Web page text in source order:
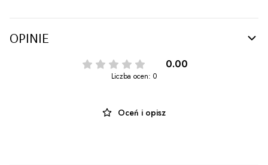
OPINIE
0.00
Liczba ocen: 0
Oceń i opisz